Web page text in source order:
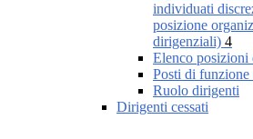
individuati
posizione
dirigenziali) 4
Elenco posizioni
Posti di
Ruolo dirigenti
Dirigenti cessati